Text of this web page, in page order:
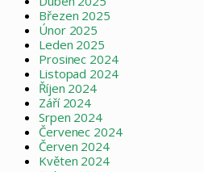
Březen 2025
Únor 2025
Leden 2025
Prosinec 2024
Listopad 2024
Říjen 2024
Září 2024
Srpen 2024
Červenec 2024
Červen 2024
Květen 2024